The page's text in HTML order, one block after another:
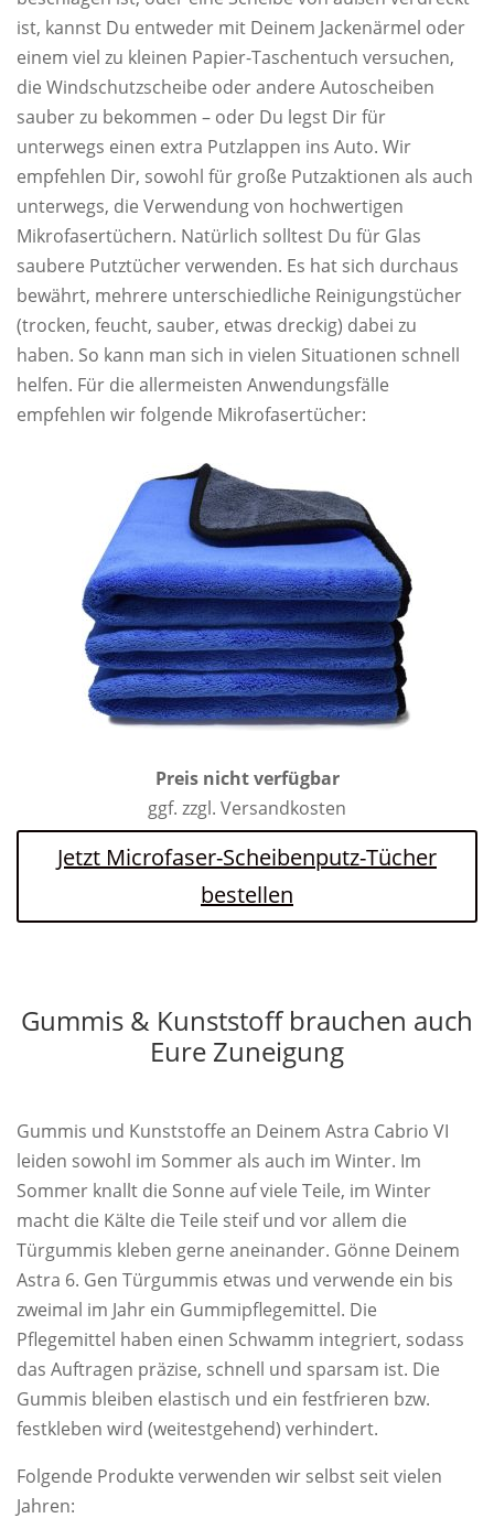
ist, kannst Du entweder mit Deinem Jackenärmel oder
einem viel zu kleinen Papier-Taschentuch versuchen,
die Windschutzscheibe oder andere Autoscheiben
sauber zu bekommen – oder Du legst Dir für
unterwegs einen extra Putzlappen ins Auto. Wir
empfehlen Dir, sowohl für große Putzaktionen als auch
unterwegs, die Verwendung von hochwertigen
Mikrofasertüchern. Natürlich solltest Du für Glas
saubere Putztücher verwenden. Es hat sich durchaus
bewährt, mehrere unterschiedliche Reinigungstücher
(trocken, feucht, sauber, etwas dreckig) dabei zu
haben. So kann man sich in vielen Situationen schnell
helfen. Für die allermeisten Anwendungsfälle
empfehlen wir folgende Mikrofasertücher:
Preis nicht verfügbar
ggf. zzgl. Versandkosten
Jetzt Microfaser-Scheibenputz-Tücher
bestellen
Gummis & Kunststoff brauchen auch
Eure Zuneigung
Gummis und Kunststoffe an Deinem Astra Cabrio VI
leiden sowohl im Sommer als auch im Winter. Im
Sommer knallt die Sonne auf viele Teile, im Winter
macht die Kälte die Teile steif und vor allem die
Türgummis kleben gerne aneinander. Gönne Deinem
Astra 6. Gen Türgummis etwas und verwende ein bis
zweimal im Jahr ein Gummipflegemittel. Die
Pflegemittel haben einen Schwamm integriert, sodass
das Auftragen präzise, schnell und sparsam ist. Die
Gummis bleiben elastisch und ein festfrieren bzw.
festkleben wird (weitestgehend) verhindert.
Folgende Produkte verwenden wir selbst seit vielen
Jahren: